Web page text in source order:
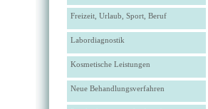
Freizeit, Urlaub, Sport, Beruf
Labordiagnostik
Kosmetische Leistungen
Neue Behandlungsverfahren